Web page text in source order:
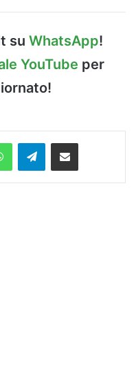
su WhatsApp!
YouTube per
WhatsAppTelegramCondividi via Email